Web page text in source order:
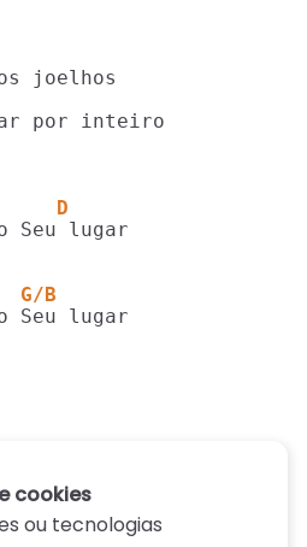
por inteiro
D
G/B
Seu lugar
cookies
ou tecnologias